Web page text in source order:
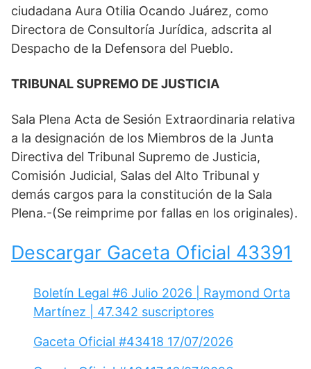
ciudadana Aura Otilia Ocando Juárez, como
Directora de Consultoría Jurídica, adscrita al
Despacho de la Defensora del Pueblo.
TRIBUNAL SUPREMO DE JUSTICIA
Sala Plena Acta de Sesión Extraordinaria relativa
a la designación de los Miembros de la Junta
Directiva del Tribunal Supremo de Justicia,
Comisión Judicial, Salas del Alto Tribunal y
demás cargos para la constitución de la Sala
Plena.-(Se reimprime por fallas en los originales).
Descargar Gaceta Oficial 43391
Boletín Legal #6 Julio 2026 | Raymond Orta
Martínez | 47.342 suscriptores
Gaceta Oficial #43418 17/07/2026